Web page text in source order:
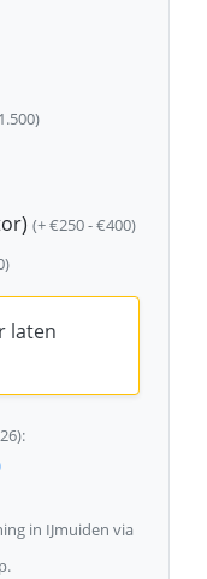
(+ €250 - €400)
laten
in IJmuiden via